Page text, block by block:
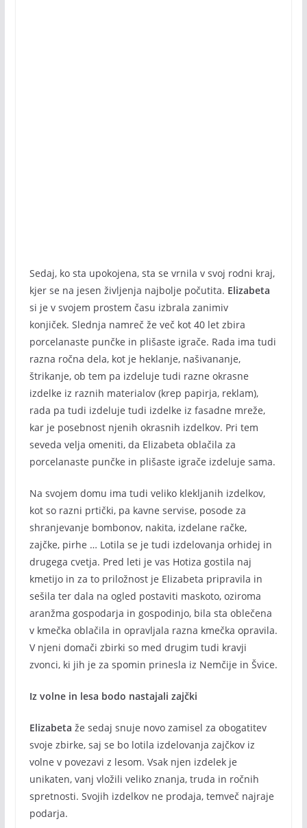
Sedaj, ko sta upokojena, sta se vrnila v svoj rodni kraj,
kjer se na jesen življenja najbolje počutita. Elizabeta
si je v svojem prostem času izbrala zanimiv
konjiček. Slednja namreč že več kot 40 let zbira
porcelanaste punčke in plišaste igrače. Rada ima tudi
razna ročna dela, kot je heklanje, našivananje,
štrikanje, ob tem pa izdeluje tudi razne okrasne
izdelke iz raznih materialov (krep papirja, reklam),
rada pa tudi izdeluje tudi izdelke iz fasadne mreže,
kar je posebnost njenih okrasnih izdelkov. Pri tem
seveda velja omeniti, da Elizabeta oblačila za
porcelanaste punčke in plišaste igrače izdeluje sama.
Na svojem domu ima tudi veliko klekljanih izdelkov,
kot so razni prtički, pa kavne servise, posode za
shranjevanje bombonov, nakita, izdelane račke,
zajčke, pirhe … Lotila se je tudi izdelovanja orhidej in
drugega cvetja. Pred leti je vas Hotiza gostila naj
kmetijo in za to priložnost je Elizabeta pripravila in
sešila ter dala na ogled postaviti maskoto, oziroma
aranžma gospodarja in gospodinjo, bila sta oblečena
v kmečka oblačila in opravljala razna kmečka opravila.
V njeni domači zbirki so med drugim tudi kravji
zvonci, ki jih je za spomin prinesla iz Nemčije in Švice.
Iz volne in lesa bodo nastajali zajčki
Elizabeta že sedaj snuje novo zamisel za obogatitev
svoje zbirke, saj se bo lotila izdelovanja zajčkov iz
volne v povezavi z lesom. Vsak njen izdelek je
unikaten, vanj vložili veliko znanja, truda in ročnih
spretnosti. Svojih izdelkov ne prodaja, temveč najraje
podarja.